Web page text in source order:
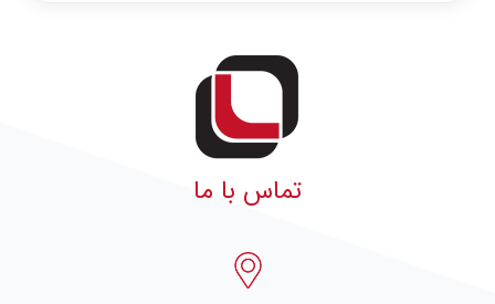
تماس با ما